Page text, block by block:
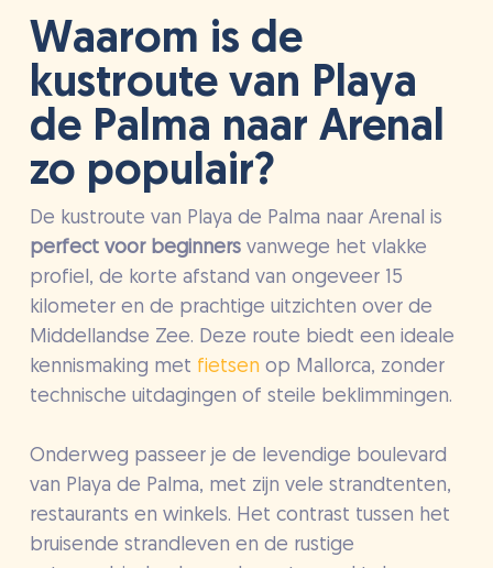
Waarom is de
kustroute van Playa
de Palma naar Arenal
zo populair?
De kustroute van Playa de Palma naar Arenal is
perfect voor beginnersvanwege het vlakke
profiel, de korte afstand van ongeveer 15
kilometer en de prachtige uitzichten over de
Middellandse Zee. Deze route biedt een ideale
kennismaking met fietsenop Mallorca, zonder
technische uitdagingen of steile beklimmingen.
Onderweg passeer je de levendige boulevard
van Playa de Palma, met zijn vele strandtenten,
restaurants en winkels. Het contrast tussen het
bruisende strandleven en de rustige